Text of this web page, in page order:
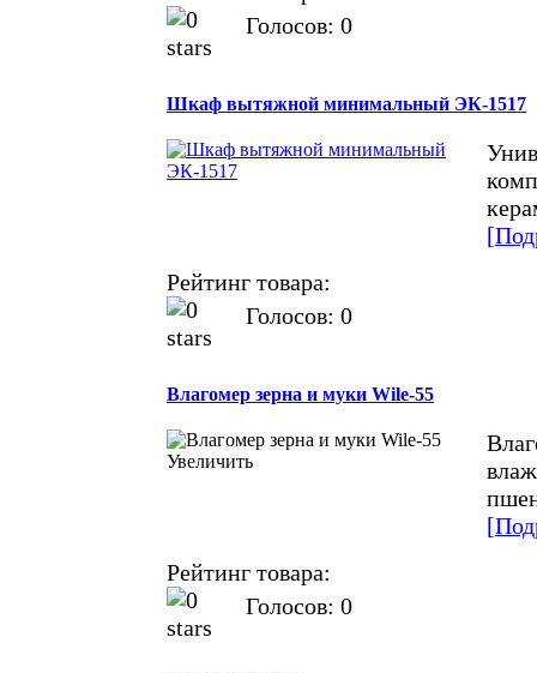
Голосов: 0
Шкаф вытяжной минимальный ЭК-1517
Рейтинг товара:
Голосов: 0
Влагомер зерна и муки Wile-55
Увеличить
Рейтинг товара:
Голосов: 0